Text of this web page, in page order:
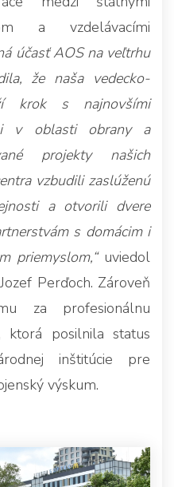
a vzdelávacími
účasť AOS na veľtrhu
že naša vedecko-
krok s najnovšími
v oblasti obrany a
projekty našich
vzbudili zaslúženú
a otvorili dvere
s domácim i
priemyslom,“uviedol
Perďoch. Zároveň
za profesionálnu
ktorá posilnila status
inštitúcie pre
výskum.